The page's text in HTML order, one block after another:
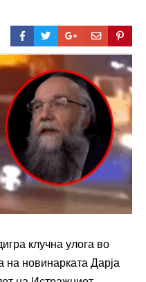
клучна улога во
на новинарката Дарја